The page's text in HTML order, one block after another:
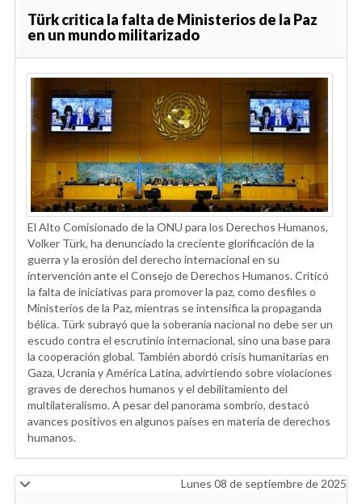
Türk critica la falta de Ministerios de la Paz
en un mundo militarizado
El Alto Comisionado de la ONU para los Derechos Humanos,
Volker Türk, ha denunciado la creciente glorificación de la
guerra y la erosión del derecho internacional en su
intervención ante el Consejo de Derechos Humanos. Criticó
la falta de iniciativas para promover la paz, como desfiles o
Ministerios de la Paz, mientras se intensifica la propaganda
bélica. Türk subrayó que la soberanía nacional no debe ser un
escudo contra el escrutinio internacional, sino una base para
la cooperación global. También abordó crisis humanitarias en
Gaza, Ucrania y América Latina, advirtiendo sobre violaciones
graves de derechos humanos y el debilitamiento del
multilateralismo. A pesar del panorama sombrío, destacó
avances positivos en algunos países en materia de derechos
humanos.
Lunes 08 de septiembre de 2025